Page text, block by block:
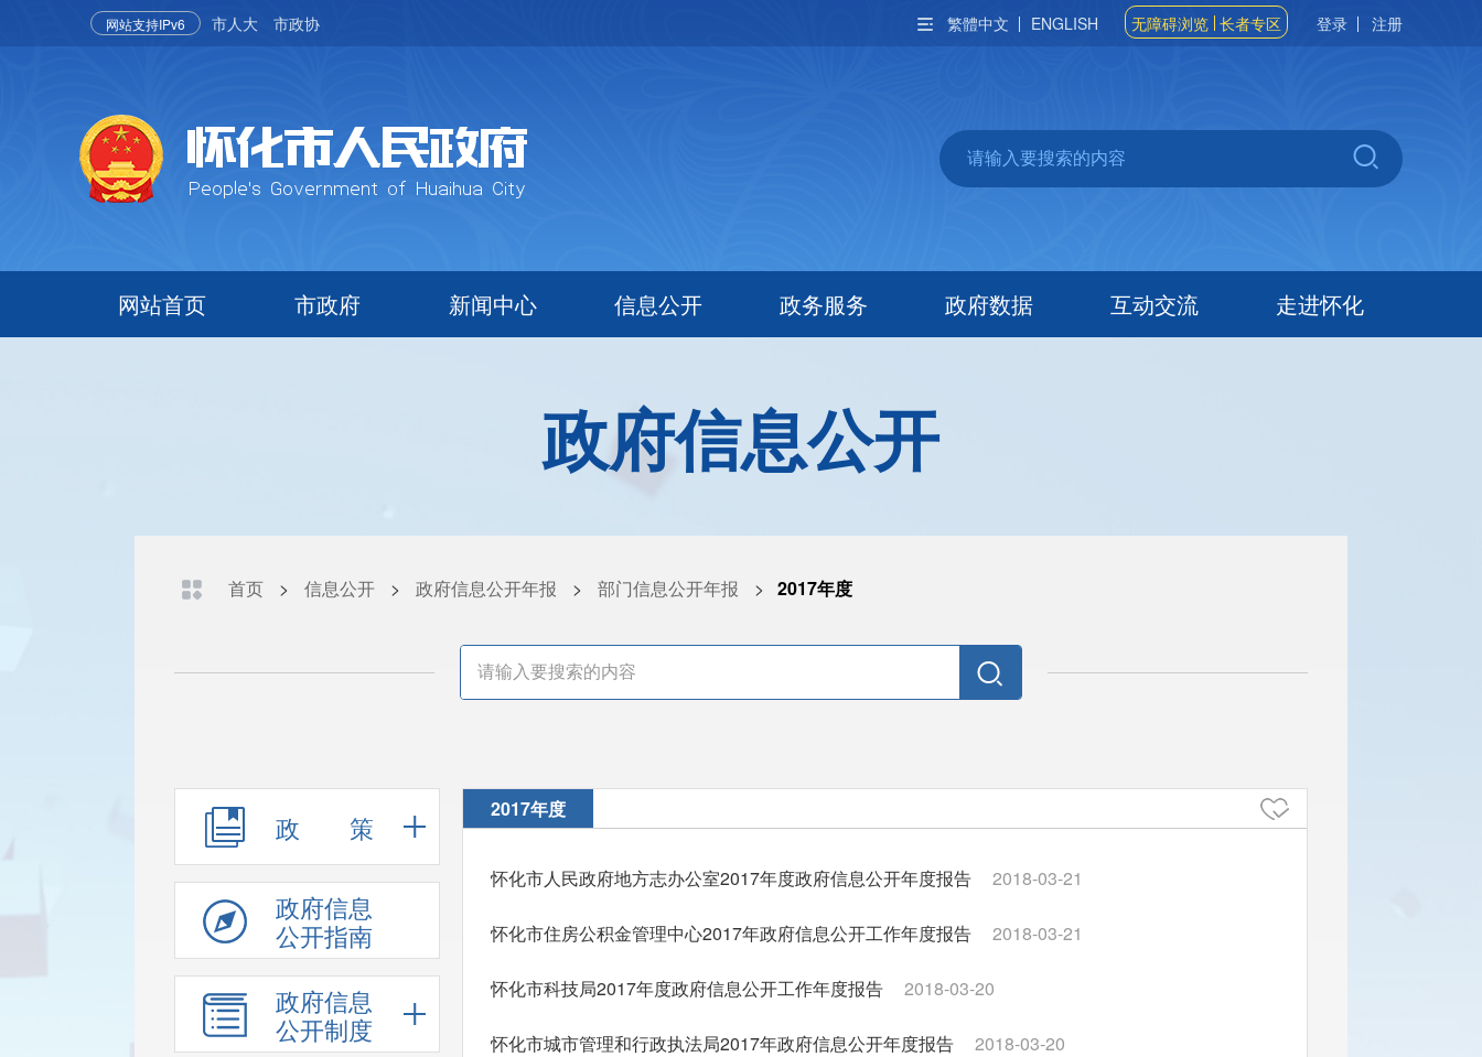
网站支持IPv6 市人大 市政协 繁體中文 ENGLISH 无障碍浏览 长者专区 登录 注册
网站首页 市政府 新闻中心 信息公开 政务服务 政府数据 互动交流 走进怀化
政府信息公开
首页 > 信息公开 > 政府信息公开年报 > 部门信息公开年报 > 2017年度
政策
政府信息
公开指南
政府信息
公开制度
2017年度
怀化市人民政府地方志办公室2017年度政府信息公开年度报告 2018-03-21
怀化市住房公积金管理中心2017年政府信息公开工作年度报告 2018-03-21
怀化市科技局2017年度政府信息公开工作年度报告 2018-03-20
怀化市城市管理和行政执法局2017年政府信息公开年度报告 2018-03-20